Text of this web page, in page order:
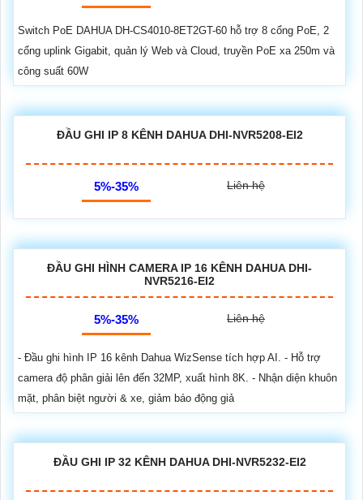
Switch PoE DAHUA DH-CS4010-8ET2GT-60 hỗ trợ 8 cổng PoE, 2
cổng uplink Gigabit, quản lý Web và Cloud, truyền PoE xa 250m và
công suất 60W
ĐẦU GHI IP 8 KÊNH DAHUA DHI-NVR5208-EI2
5%-35% Liên hệ
ĐẦU GHI HÌNH CAMERA IP 16 KÊNH DAHUA DHI-
NVR5216-EI2
5%-35% Liên hệ
- Đầu ghi hình IP 16 kênh Dahua WizSense tích hợp AI. - Hỗ trợ
camera độ phân giải lên đến 32MP, xuất hình 8K. - Nhận diện khuôn
mặt, phân biệt người & xe, giảm báo động giả
ĐẦU GHI IP 32 KÊNH DAHUA DHI-NVR5232-EI2